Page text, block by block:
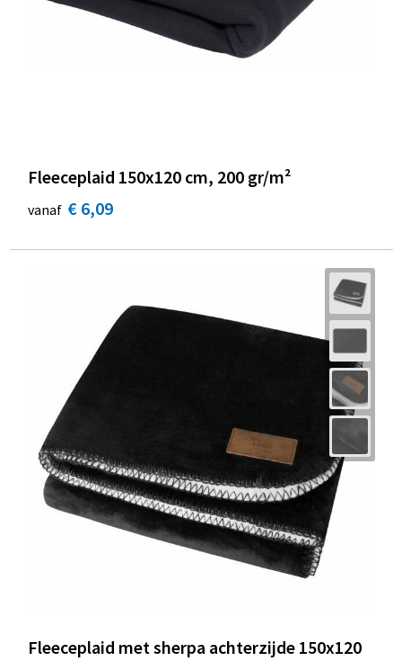
Fleeceplaid 150x120 cm, 200 gr/m²
vanaf € 6,09
Fleeceplaid met sherpa achterzijde 150x120